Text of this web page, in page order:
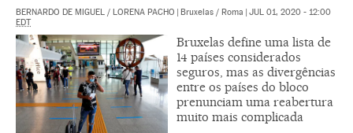
BERNARDO DE MIGUEL / LORENA PACHO | Bruxelas / Roma | JUL 01, 2020 - 12:00
EDT
Bruxelas define uma lista de
14 países considerados
seguros, mas as divergências
entre os países do bloco
prenunciam uma reabertura
muito mais complicada